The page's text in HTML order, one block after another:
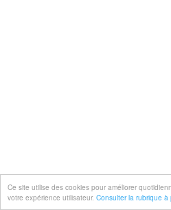
Ce site utilise des cookies pour améliorer
votre expérience utilisateur. Consulter la rubrique à